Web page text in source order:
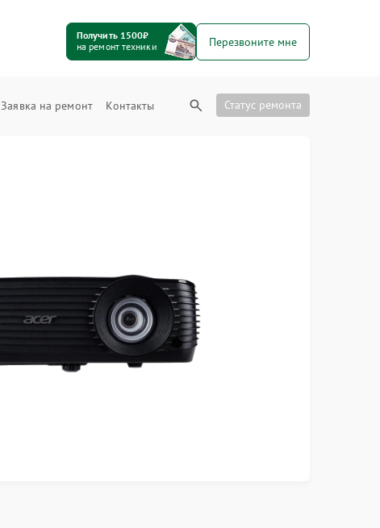
Получить 1500₽
на ремонт техники
Перезвоните мне
Заявка на ремонт Контакты Статус ремонта